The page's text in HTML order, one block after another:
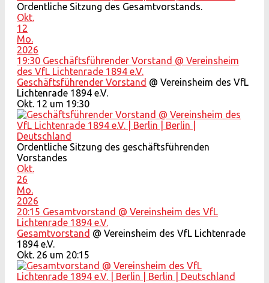
Ordentliche Sitzung des Gesamtvorstands.
Okt.
12
Mo.
2026
19:30 Geschäftsführender Vorstand @ Vereinsheim
des VfL Lichtenrade 1894 e.V.
Geschäftsführender Vorstand @ Vereinsheim des VfL
Lichtenrade 1894 e.V.
Okt. 12 um 19:30
Ordentliche Sitzung des geschäftsführenden
Vorstandes
Okt.
26
Mo.
2026
20:15 Gesamtvorstand @ Vereinsheim des VfL
Lichtenrade 1894 e.V.
Gesamtvorstand @ Vereinsheim des VfL Lichtenrade
1894 e.V.
Okt. 26 um 20:15